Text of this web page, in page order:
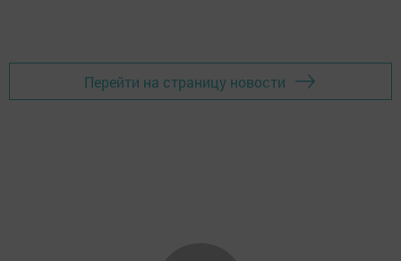
Перейти на страницу новости